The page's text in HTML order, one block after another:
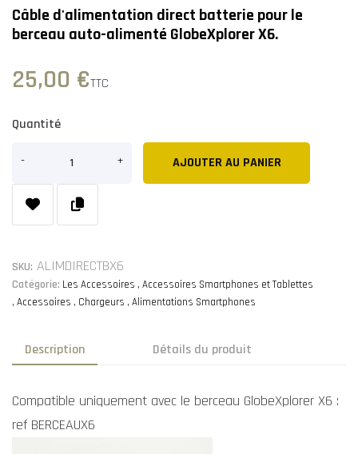
Câble d'alimentation direct batterie pour le
berceau auto-alimenté GlobeXplorer X6.
25,00 €TTC
Quantité
AJOUTER AU PANIER
SKU: ALIMDIRECTBX6
Catégorie: Les Accessoires
Accessoires Smartphones et Tablettes
Accessoires
Chargeurs Alimentations Smartphones
Description Détails du produit
Compatible uniquement avec le berceau GlobeXplorer X6 :
ref BERCEAUX6